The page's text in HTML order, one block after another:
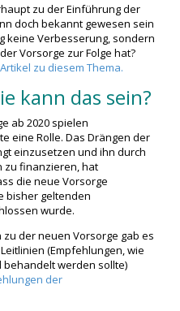
zu der Einführung der
doch bekannt gewesen sein
keine Verbesserung, sondern
Vorsorge zur Folge hat?
zu diesem Thema.
kann das sein?
ab 2020 spielen
eine Rolle. Das Drängen der
einzusetzen und ihn durch
zu finanzieren, hat
die neue Vorsorge
bisher geltenden
wurde.
der neuen Vorsorge gab es
(Empfehlungen, wie
werden sollte)
der